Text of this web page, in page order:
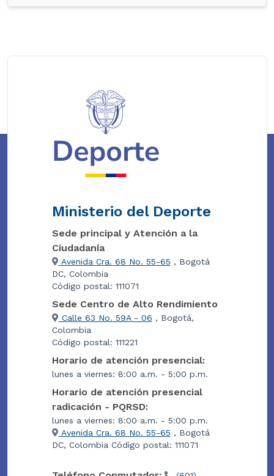
Ministerio del Deporte
Sede principal y Atención a la
Ciudadanía
Avenida Cra. 68 No. 55-65 , Bogotá
DC, Colombia
Código postal: 111071
Sede Centro de Alto Rendimiento
Calle 63 No. 59A - 06 , Bogotá,
Colombia
Código postal: 111221
Horario de atención presencial:
lunes a viernes: 8:00 a.m. - 5:00 p.m.
Horario de atención presencial
radicación - PQRSD:
lunes a viernes: 8:00 a.m. - 5:00 p.m.
Avenida Cra. 68 No. 55-65 , Bogotá
DC, Colombia Código postal: 111071